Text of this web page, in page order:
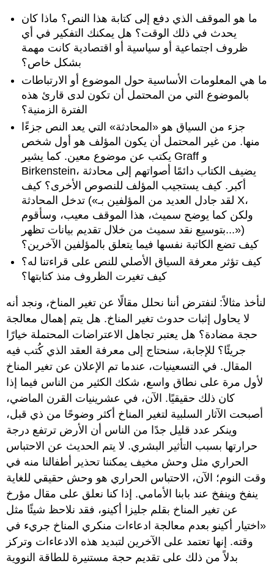
ما هو الموقف الذي دفع إلى كتابة هذا النص؟ ماذا كان
يحدث في ذلك الوقت؟ هل يمكنك التفكير في أي
ظروف اجتماعية أو سياسية أو اقتصادية كانت مهمة
بشكل خاص؟
ما هي المعلومات الأساسية حول الموضوع أو الارتباطات
بالموضوع التي من المحتمل أن تكون لدى قارئ هذه
الفترة الزمنية؟
جزء من السياق هو «المحادثة» التي يعد النص جزءًا
منها. من غير المحتمل أن يكون المؤلف هو أول شخص
يكتب عن موضوع معين. كما يشير Graff و
Birkenstein، يضيف الكتاب دائمًا أصواتهم إلى محادثة
أكبر. كيف يستجيب المؤلف للنصوص الأخرى؟ كيف
تدخل المحادثة («لقد جادل العديد من المؤلفين بـ X،
ولكن كما يوضح سميث، هذا الموقف معيب، وسأقوم
بتوسيع نقد سميث من خلال تقديم بيانات تظهر...»)
كيف تضع الكاتبة نفسها فيما يتعلق بالمؤلفين الآخرين؟
كيف تؤثر معرفة السياق الأصلي للنص على قراءتنا له؟
كيف تغيرت الظروف منذ كتابتها؟
لنأخذ مثالاً: لنفترض أننا نحلل مقالًا عن تغير المناخ، ونجد أنه
لا يحاول إثبات حدوث تغير المناخ. هل يتم إهمال معالجة
حجة مضادة؟ هل يعتبر تجاهل الاعتراضات المحتملة خيارًا
جريئًا؟ للإجابة، سنحتاج إلى معرفة العقد الذي كُتب فيه
المقال. في التسعينيات، عندما تم الإعلان عن تغير المناخ
لأول مرة على نطاق واسع، شكك الكثير من الناس فيما إذا
كان ذلك حقيقيًا. الآن، في عشرينيات القرن الماضي،
أصبحت الآثار السلبية لتغير المناخ أكثر وضوحًا من ذي قبل،
وينكر عدد قليل جدًا من الناس أن الأرض ترتفع درجة
حرارتها بسبب التأثير البشري. لا يتم الحديث عن الاحتباس
الحراري مثل وحش مخيف يمكننا تحذير أطفالنا منه في
وقت النوم؛ الآن، الاحتباس الحراري هو وحش حقيقي للغاية
ينفخ وينفخ عند بابنا الأمامي. إذا كنا نعلق على مقال مؤرخ
عن تغير المناخ بقلم جليزا أكينو، فقد نلاحظ شيئًا مثل
«اختيار أكينو بعدم معالجة ادعاءات منكري المناخ جريء في
وقته. إنها تعتمد على الآخرين لتبديد هذه الادعاءات وتركز
بدلاً من ذلك على تقديم حجة مستنيرة للطاقة النووية